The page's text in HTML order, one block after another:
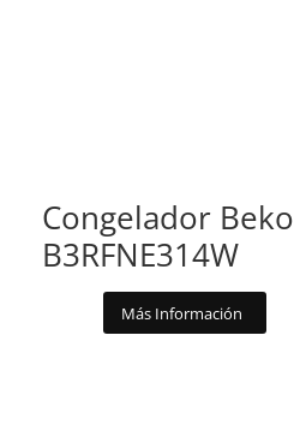
Congelador Beko
B3RFNE314W
Más Información